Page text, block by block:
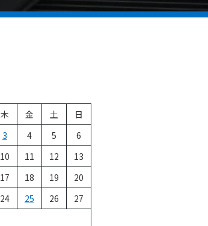
木 金 土
日
3 4 5
6
10 11 12
13
17 18 19
20
24 25 26
27